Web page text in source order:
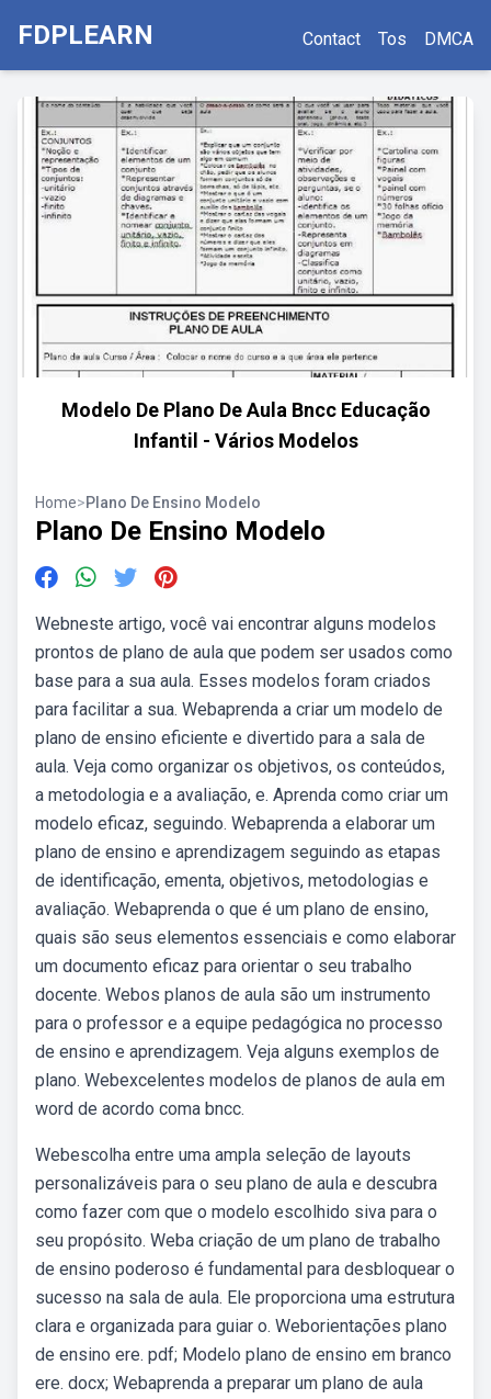
FDPLEARN Contact Tos DMCA
Modelo De Plano De Aula Bncc Educação
Infantil - Vários Modelos
Home>Plano De Ensino Modelo
Plano De Ensino Modelo
Webneste artigo, você vai encontrar alguns modelos
prontos de plano de aula que podem ser usados como
base para a sua aula. Esses modelos foram criados
para facilitar a sua. Webaprenda a criar um modelo de
plano de ensino eficiente e divertido para a sala de
aula. Veja como organizar os objetivos, os conteúdos,
a metodologia e a avaliação, e. Aprenda como criar um
modelo eficaz, seguindo. Webaprenda a elaborar um
plano de ensino e aprendizagem seguindo as etapas
de identificação, ementa, objetivos, metodologias e
avaliação. Webaprenda o que é um plano de ensino,
quais são seus elementos essenciais e como elaborar
um documento eficaz para orientar o seu trabalho
docente. Webos planos de aula são um instrumento
para o professor e a equipe pedagógica no processo
de ensino e aprendizagem. Veja alguns exemplos de
plano. Webexcelentes modelos de planos de aula em
word de acordo coma bncc.
Webescolha entre uma ampla seleção de layouts
personalizáveis para o seu plano de aula e descubra
como fazer com que o modelo escolhido siva para o
seu propósito. Weba criação de um plano de trabalho
de ensino poderoso é fundamental para desbloquear o
sucesso na sala de aula. Ele proporciona uma estrutura
clara e organizada para guiar o. Weborientações plano
de ensino ere. pdf; Modelo plano de ensino em branco
ere. docx; Webaprenda a preparar um plano de aula